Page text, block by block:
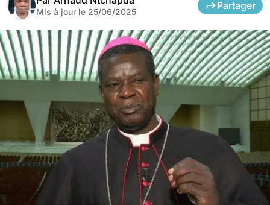
Mis à jour le 25/06/2025
Partager